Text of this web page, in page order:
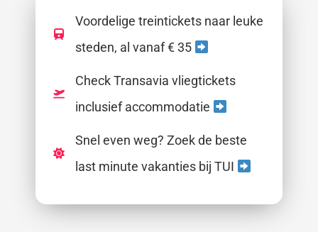
Voordelige treintickets naar leuke
steden, al vanaf € 35
Check Transavia vliegtickets
inclusief accommodatie
Snel even weg? Zoek de beste
last minute vakanties bij TUI